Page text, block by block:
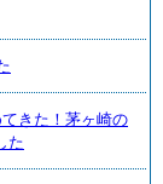
きた！茅ヶ崎の
た